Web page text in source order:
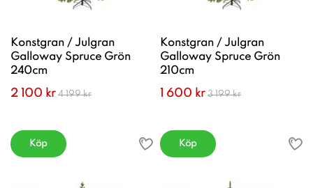
Konstgran / Julgran
Galloway Spruce Grön
240cm
2 100 kr 4 199 kr
Köp
Konstgran / Julgran
Galloway Spruce Grön
210cm
1 600 kr 3 199 kr
Köp